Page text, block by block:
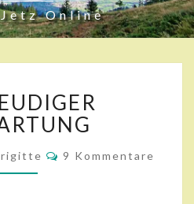
Online
N
F
R
E
U
K
O
9 Kommentare